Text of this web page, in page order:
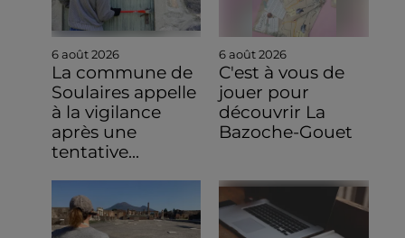
6 août 2026
La commune de
Soulaires appelle
à la vigilance
après une
tentative...
6 août 2026
C'est à vous de
jouer pour
découvrir La
Bazoche-Gouet